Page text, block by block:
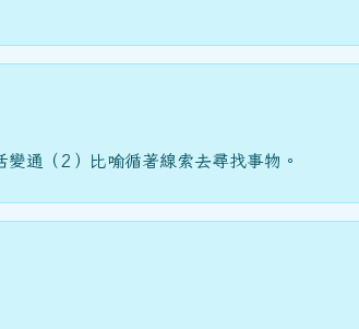
通（2）比喻循著線索去尋找事物。